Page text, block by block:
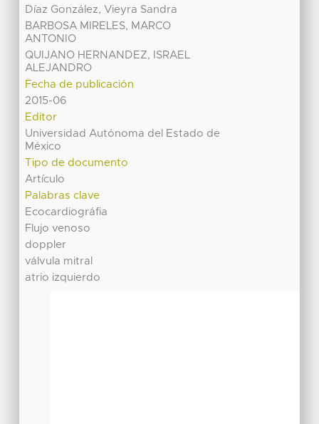
Díaz González, Vieyra Sandra
BARBOSA MIRELES, MARCO
ANTONIO
QUIJANO HERNANDEZ, ISRAEL
ALEJANDRO
Fecha de publicación
2015-06
Editor
Universidad Autónoma del Estado de
México
Tipo de documento
Artículo
Palabras clave
Ecocardiográfia
Flujo venoso
doppler
válvula mitral
atrio izquierdo